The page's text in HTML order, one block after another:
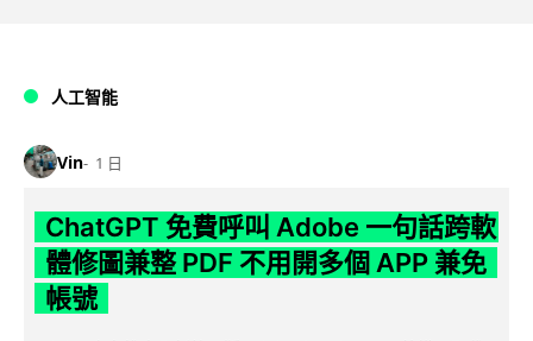
人工智能
Vin 1 日
ChatGPT 免費呼叫 Adobe 一句話跨軟
體修圖兼整 PDF 不用開多個 APP 兼免
帳號